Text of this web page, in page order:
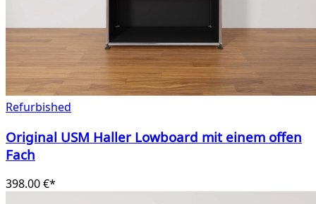
Refurbished
Original USM Haller Lowboard mit einem offen
Fach
398.00 €*